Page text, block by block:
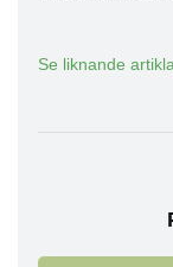
Se liknande